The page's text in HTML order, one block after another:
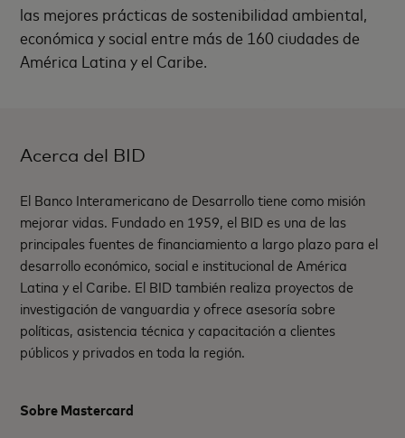
las mejores prácticas de sostenibilidad ambiental,
económica y social entre más de 160 ciudades de
América Latina y el Caribe.
Acerca del BID
El Banco Interamericano de Desarrollo tiene como misión
mejorar vidas. Fundado en 1959, el BID es una de las
principales fuentes de financiamiento a largo plazo para el
desarrollo económico, social e institucional de América
Latina y el Caribe. El BID también realiza proyectos de
investigación de vanguardia y ofrece asesoría sobre
políticas, asistencia técnica y capacitación a clientes
públicos y privados en toda la región.
Sobre Mastercard